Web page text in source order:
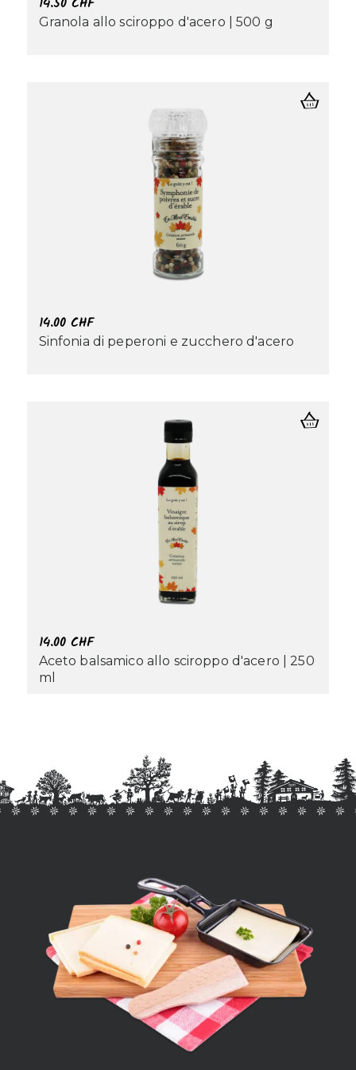
Granola allo sciroppo d'acero | 500 g
14.00 CHF
Sinfonia di peperoni e zucchero d'acero
14.00 CHF
Aceto balsamico allo sciroppo d'acero | 250
ml